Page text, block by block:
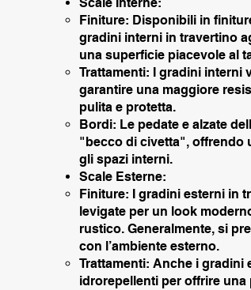
Finiture: Disponibili in
gradini interni in travertino
una superficie piacevole al
Trattamenti: I gradini
garantire una maggiore
pulita e protetta.
Bordi: Le pedate e alzate
"becco di civetta", offrendo
gli spazi interni.
Scale Esterne:
Finiture: I gradini esterni in
levigate per un look
rustico. Generalmente, si
con l’ambiente esterno.
Trattamenti: Anche i
idrorepellenti per offrire